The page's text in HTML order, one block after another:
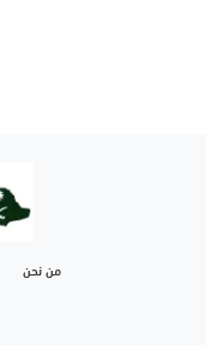
من نحن